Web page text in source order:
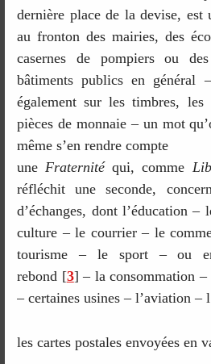
dernière place de la devise, est
au fronton des mairies, des
casernes de pompiers ou
bâtiments publics en général
également sur les timbres,
pièces de monnaie – un mot
même s’en rendre compte
uneFraternitéqui, comme
réfléchit une seconde,
d’échanges, dont l’éducation
culture – le courrier – le
tourisme – le sport – ou
rebond [3] – la consommation
– certaines usines – l’aviation –
les cartes postales envoyées en